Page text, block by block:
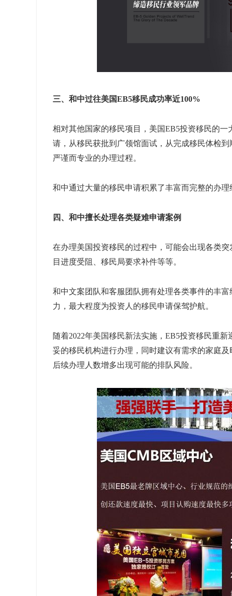
三、和中过往美国EB5移民成功率近100%
相对其他国家的移民项目，美国EB5投资移民的
请，从移民获批到广领馆面试，从完成移民体检
严谨而专业的办理过程。
和中通过大量的移民申请积累了丰富而完整的办
四、和中擅长处理各类疑难申请案例
在办理美国投资移民的过程中，可能会出现各类
目进度受阻、移民局要求补件等等。
和中文案团队和客服团队拥有处理各类事件的丰
力，最大程度为投资人的移民申请保驾护航。
随着2022年美国移民新法实施，EB5投资移民重
妥的移民机构进行办理，同时建议有需求的家庭
后续办理人数增多出现可能的排队风险。